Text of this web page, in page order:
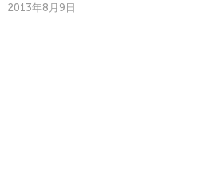
2013年8月9日